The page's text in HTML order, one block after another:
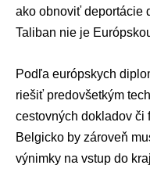
ako obnoviť deportácie
Taliban nie je
Podľa európskych
riešiť predovšetkým
cestovných dokladov či
Belgicko by zároveň
výnimky na vstup do